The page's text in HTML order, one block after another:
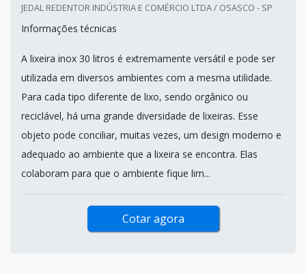
JEDAL REDENTOR INDÚSTRIA E COMÉRCIO LTDA / OSASCO - SP
Informações técnicas
A lixeira inox 30 litros é extremamente versátil e pode ser
utilizada em diversos ambientes com a mesma utilidade.
Para cada tipo diferente de lixo, sendo orgânico ou
reciclável, há uma grande diversidade de lixeiras. Esse
objeto pode conciliar, muitas vezes, um design moderno e
adequado ao ambiente que a lixeira se encontra. Elas
colaboram para que o ambiente fique lim...
Cotar agora